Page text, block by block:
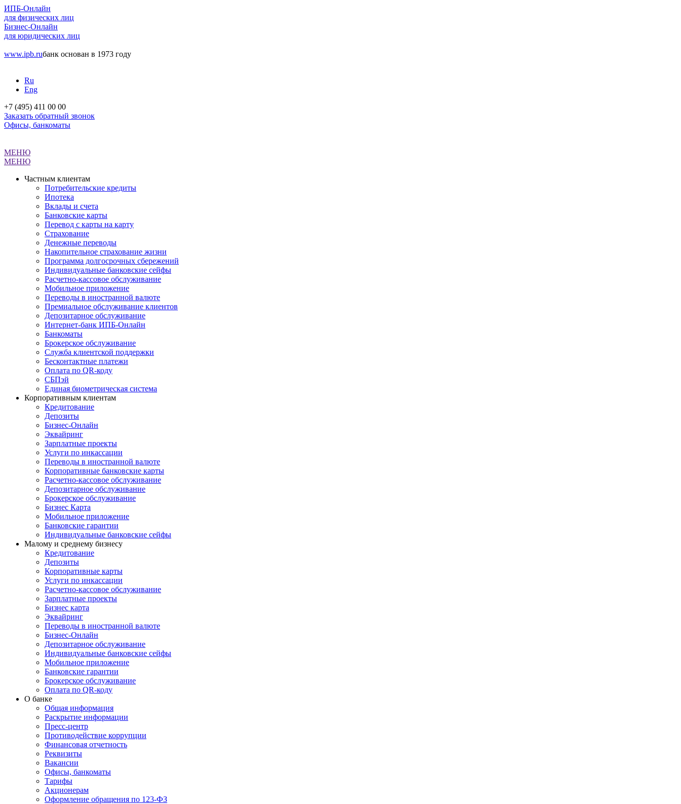
ИПБ-Онлайн
для физических лиц
Бизнес-Онлайн
для юридических лиц
www.ipb.ruбанк основан в 1973 году
Ru
Eng
+7 (495) 411 00 00
Заказать обратный звонок
Офисы, банкоматы
МЕНЮ
МЕНЮ
Частным клиентам
Потребительские кредиты
Ипотека
Вклады и счета
Банковские карты
Перевод с карты на карту
Страхование
Денежные переводы
Накопительное страхование жизни
Программа долгосрочных сбережений
Индивидуальные банковские сейфы
Расчетно-кассовое обслуживание
Мобильное приложение
Переводы в иностранной валюте
Премиальное обслуживание клиентов
Депозитарное обслуживание
Интернет-банк ИПБ-Онлайн
Банкоматы
Брокерское обслуживание
Служба клиентской поддержки
Бесконтактные платежи
Оплата по QR-коду
СБПэй
Единая биометрическая система
Корпоративным клиентам
Кредитование
Депозиты
Бизнес-Онлайн
Эквайринг
Зарплатные проекты
Услуги по инкассации
Переводы в иностранной валюте
Корпоративные банковские карты
Расчетно-кассовое обслуживание
Депозитарное обслуживание
Брокерское обслуживание
Бизнес Карта
Мобильное приложение
Банковские гарантии
Индивидуальные банковские сейфы
Малому и среднему бизнесу
Кредитование
Депозиты
Корпоративные карты
Услуги по инкассации
Расчетно-кассовое обслуживание
Зарплатные проекты
Бизнес карта
Эквайринг
Переводы в иностранной валюте
Бизнес-Онлайн
Депозитарное обслуживание
Индивидуальные банковские сейфы
Мобильное приложение
Банковские гарантии
Брокерское обслуживание
Оплата по QR-коду
О банке
Общая информация
Раскрытие информации
Пресс-центр
Противодействие коррупции
Финансовая отчетность
Реквизиты
Вакансии
Офисы, банкоматы
Тарифы
Акционерам
Оформление обращения по 123-ФЗ